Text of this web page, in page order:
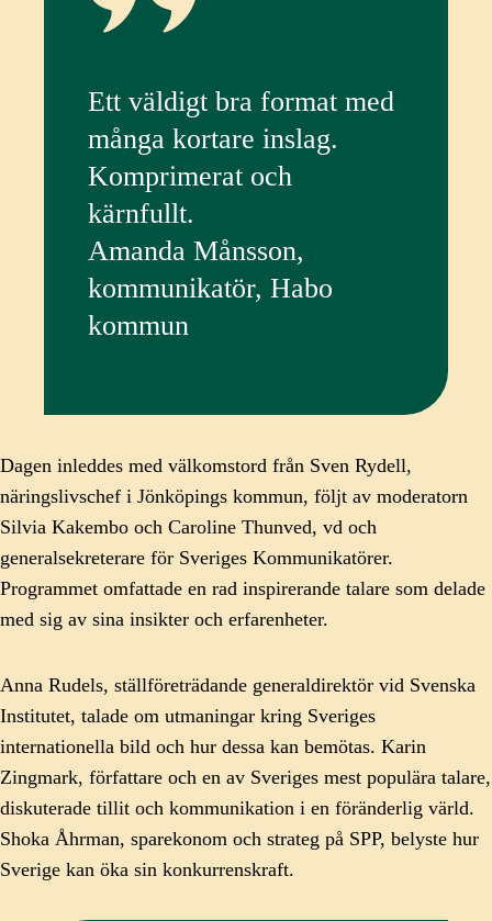
Ett väldigt bra format med
många kortare inslag.
Komprimerat och
kärnfullt.
Amanda Månsson,
kommunikatör, Habo
kommun
Dagen inleddes med välkomstord från Sven Rydell,
näringslivschef i Jönköpings kommun, följt av moderatorn
Silvia Kakembo och Caroline Thunved, vd och
generalsekreterare för Sveriges Kommunikatörer.
Programmet omfattade en rad inspirerande talare som delade
med sig av sina insikter och erfarenheter.
Anna Rudels, ställföreträdande generaldirektör vid Svenska
Institutet, talade om utmaningar kring Sveriges
internationella bild och hur dessa kan bemötas. Karin
Zingmark, författare och en av Sveriges mest populära talare,
diskuterade tillit och kommunikation i en föränderlig värld.
Shoka Åhrman, sparekonom och strateg på SPP, belyste hur
Sverige kan öka sin konkurrenskraft.